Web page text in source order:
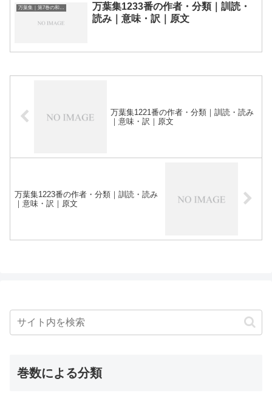
万葉集1233番の作者・分類｜訓読・
読み｜意味・訳｜原文
万葉集1221番の作者・分類｜訓読・読み
｜意味・訳｜原文
万葉集1223番の作者・分類｜訓読・読み
｜意味・訳｜原文
巻数による分類